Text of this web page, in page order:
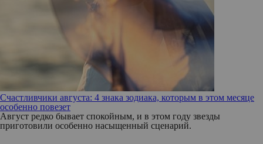
Счастливчики августа: 4 знака зодиака, которым в этом месяце
особенно повезет
Август редко бывает спокойным, и в этом году звезды
приготовили особенно насыщенный сценарий.